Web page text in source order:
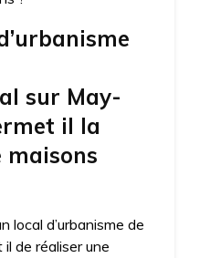
sur May-
il la
local d’urbanisme de
de réaliser une